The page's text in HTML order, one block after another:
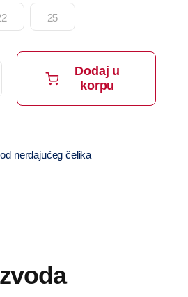
do
1.246,80
25
Dodaj u
korpu
nerđajućeg čelika